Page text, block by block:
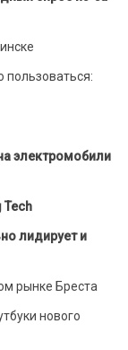
пользоваться:
электромобили
Tech
лидирует и
рынке Бреста
нового